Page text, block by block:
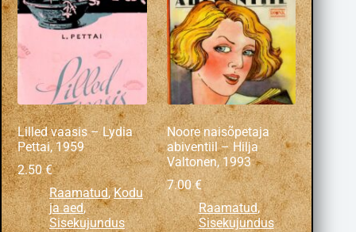
Lilled vaasis – Lydia
Pettai, 1959
2.50€
Raamatud,Kodu
ja aed,
Sisekujundus
Noore naisõpetaja
abiventiil – Hilja
Valtonen, 1993
7.00€
Raamatud,
Sisekujundus